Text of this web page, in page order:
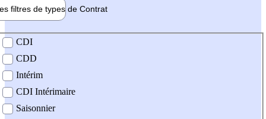
filtres de types de Contrat
contrat
CDI
CDD
Intérim
CDI Intérimaire
Saisonnier